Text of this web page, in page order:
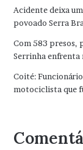
Acidente deixa
povoado Serra
Com 583 presos,
Serrinha enfrenta
Coité:
motociclista que